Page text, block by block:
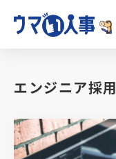
エンジニア採